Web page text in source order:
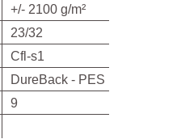
+/- 2100 g/m²
23/32
Cfl-s1
DureBack - PES
9